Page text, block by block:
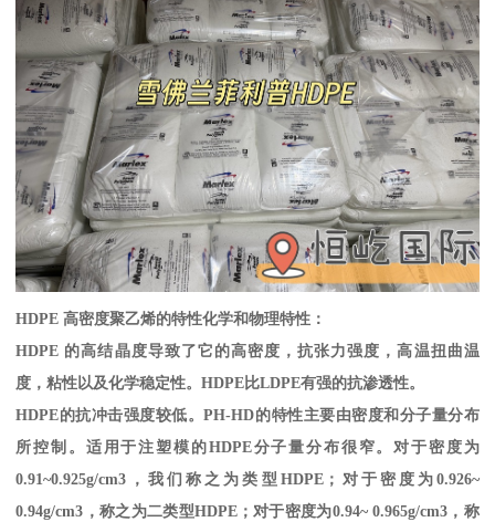
HDPE 高密度聚乙烯的特性化学和物理特性：
HDPE 的高结晶度导致了它的高密度，抗张力强度，高温扭曲温
度，粘性以及化学稳定性。HDPE 比LDPE有强的抗渗透性。
HDPE的抗冲击强度较低。PH-HD的特性主要由密度和分子量分布
所控制。适用于注塑模的HDPE分子量分布很窄。对于密度为
0.91~0.925g/cm3 ，我们称之为类型 HDPE；对于密度为 0.926~
0.94g/cm3 ，称之为二类型HDPE；对于密度为0.94~ 0.965g/cm3 ，称